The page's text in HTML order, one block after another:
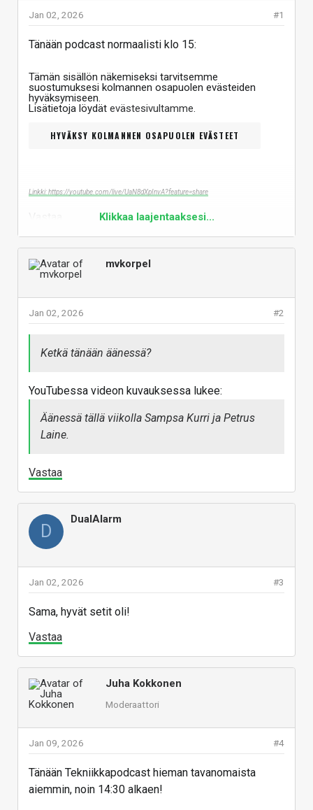
#1
Jan 02, 2026
Tänään podcast normaalisti klo 15:
Tämän sisällön näkemiseksi tarvitsemme
suostumuksesi kolmannen osapuolen evästeiden
hyväksymiseen.
Lisätietoja löydät evästesivultamme
HYVÄKSY KOLMANNEN OSAPUOLEN EVÄSTEET
Linkki: https://youtube.com/live/UaN8dXpInvA?feature=share
Klikkaa laajentaaksesi...
mvkorpel
#2
Jan 02, 2026
Ketkä tänään äänessä?
YouTubessa videon kuvauksessa lukee:
Äänessä tällä viikolla Sampsa Kurri ja Petrus
Laine.
Vastaa
D
DualAlarm
#3
Jan 02, 2026
Sama, hyvät setit oli!
Vastaa
Juha Kokkonen
Moderaattori
#4
Jan 09, 2026
Tänään Tekniikkapodcast hieman tavanomaista
aiemmin, noin 14:30 alkaen!